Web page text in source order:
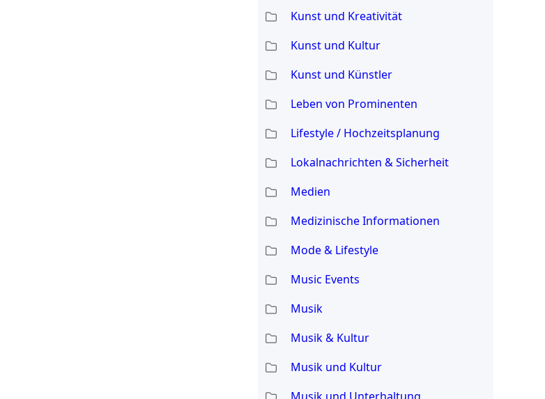
Kunst und Kreativität
Kunst und Kultur
Kunst und Künstler
Leben von Prominenten
Lifestyle / Hochzeitsplanung
Lokalnachrichten & Sicherheit
Medien
Medizinische Informationen
Mode & Lifestyle
Music Events
Musik
Musik & Kultur
Musik und Kultur